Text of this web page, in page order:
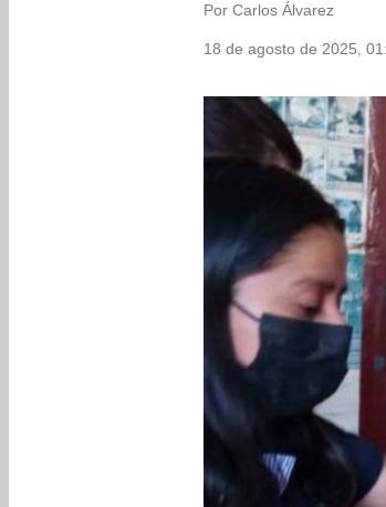
Por Carlos Álvarez
18 de agosto de 2025,